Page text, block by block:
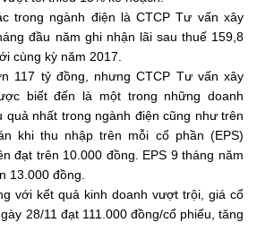
trong ngành điện là CTCP Tư vấn xây
đầu năm ghi nhận lãi sau thuế 159,8
cùng kỳ năm 2017.
117 tỷ đồng, nhưng CTCP Tư vấn xây
biết đến là một trong những doanh
quả nhất trong ngành điện cũng như trên
khi thu nhập trên mỗi cổ phần (EPS)
đạt trên 10.000 đồng. EPS 9 tháng năm
13.000 đồng.
với kết quả kinh doanh vượt trội, giá cổ
28/11 đạt 111.000 đồng/cổ phiếu, tăng